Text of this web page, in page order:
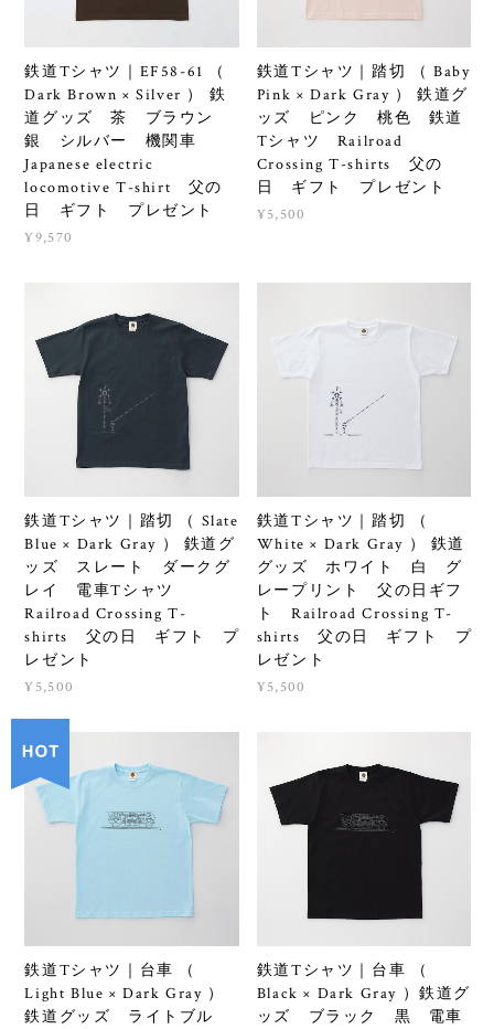
鉄道Tシャツ｜EF58-61 （
Dark Brown × Silver ） 鉄
道グッズ 茶 ブラウン
銀 シルバー 機関車
Japanese electric
locomotive T-shirt 父の
日 ギフト プレゼント
¥9,570
鉄道Tシャツ｜踏切 （ Baby
Pink × Dark Gray ） 鉄道グ
ッズ ピンク 桃色 鉄道
Tシャツ Railroad
Crossing T-shirts 父の
日 ギフト プレゼント
¥5,500
鉄道Tシャツ｜踏切 （ Slate
Blue × Dark Gray ） 鉄道グ
ッズ スレート ダークグ
レイ 電車Tシャツ
Railroad Crossing T-
shirts 父の日 ギフト プ
レゼント
¥5,500
鉄道Tシャツ｜踏切 （
White × Dark Gray ） 鉄道
グッズ ホワイト 白 グ
レープリント 父の日ギフ
ト Railroad Crossing T-
shirts 父の日 ギフト プ
レゼント
¥5,500
鉄道Tシャツ｜台車 （
Light Blue × Dark Gray ）
鉄道グッズ ライトブル
鉄道Tシャツ｜台車 （
Black × Dark Gray ）鉄道グ
ッズ ブラック 黒 電車